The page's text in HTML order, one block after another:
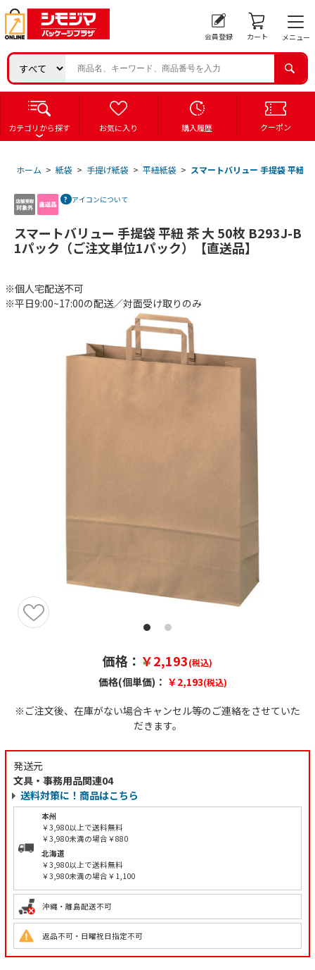
会員登録 カート メニュー
カテゴリから探す お気に入り 購入履歴 クーポン
ホーム > 紙袋 > 手提げ紙袋 > 平紐紙袋 > スマートバリュー 手提袋 平紐
アイコンについて
スマートバリュー 手提袋 平紐 茶 大 50枚 B293J-B
1パック（ご注文単位1パック）【直送品】
※個人宅配送不可
※平日9:00~17:00の配送／対面受け取りのみ
価格： ￥2,193(税込)
価格(個単価)： ￥2,193(税込)
※ご注文後、在庫がない場合キャンセル等のご連絡をさせていた
だきます。
発送元
文具・事務用品関連04
送料対策に！商品はこちら
本州
￥3,980以上で送料無料
￥3,980未満の場合￥880
北海道
￥3,980以上で送料無料
￥3,980未満の場合￥1,100
沖縄・離島配送不可
返品不可・日曜祝日指定不可